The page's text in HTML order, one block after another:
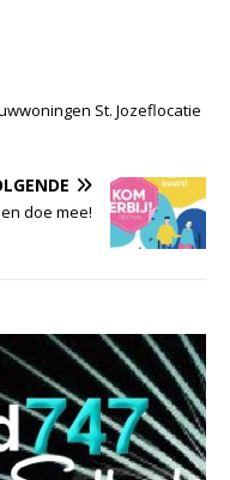
St. Jozeflocatie
doe mee!